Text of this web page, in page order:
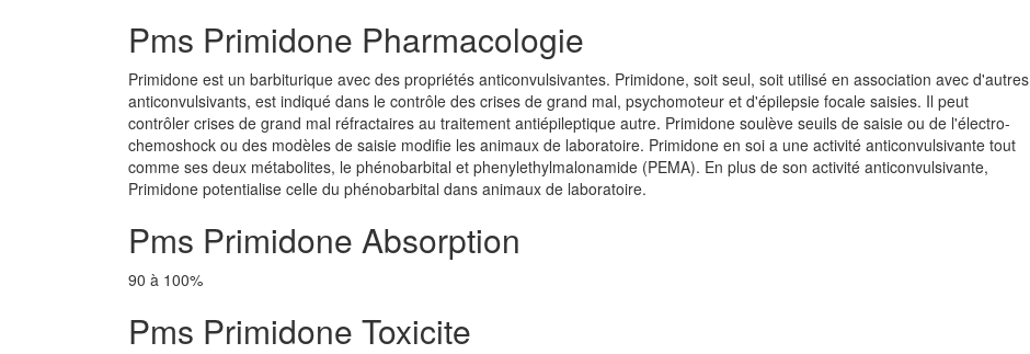
Pms Primidone Pharmacologie
Primidone est un barbiturique avec des propriétés anticonvulsivantes. Primidone, soit seul, soit utilisé en association avec d'autres
anticonvulsivants, est indiqué dans le contrôle des crises de grand mal, psychomoteur et d'épilepsie focale saisies. Il peut
contrôler crises de grand mal réfractaires au traitement antiépileptique autre. Primidone soulève seuils de saisie ou de l'électro-
chemoshock ou des modèles de saisie modifie les animaux de laboratoire. Primidone en soi a une activité anticonvulsivante tout
comme ses deux métabolites, le phénobarbital et phenylethylmalonamide (PEMA). En plus de son activité anticonvulsivante,
Primidone potentialise celle du phénobarbital dans animaux de laboratoire.
Pms Primidone Absorption
90 à 100%
Pms Primidone Toxicite